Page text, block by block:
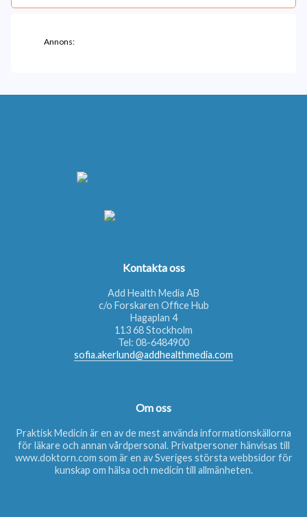
Annons:
Kontakta oss
Add Health Media AB
c/o Forskaren Office Hub
Hagaplan 4
113 68 Stockholm
Tel: 08-6484900
sofia.akerlund@addhealthmedia.com
Om oss
Praktisk Medicin är en av de mest använda informationskällorna
för läkare och annan vårdpersonal. Privatpersoner hänvisas till
www.doktorn.com som är en av Sveriges största webbsidor för
kunskap om hälsa och medicin till allmänheten.